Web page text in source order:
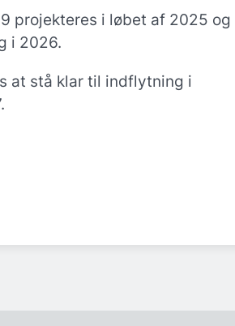
projekteres i løbet af 2025 og
i 2026.
at stå klar til indflytning i